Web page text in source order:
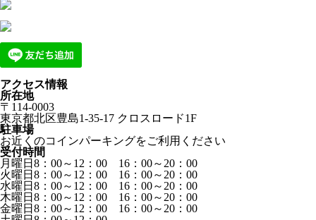
アクセス情報
所在地
〒114-0003
東京都北区豊島1-35-17 クロスロード1F
駐車場
お近くのコインパーキングをご利用ください
受付時間
月曜日8：00～12：00 16：00～20：00
火曜日8：00～12：00 16：00～20：00
水曜日8：00～12：00 16：00～20：00
木曜日8：00～12：00 16：00～20：00
金曜日8：00～12：00 16：00～20：00